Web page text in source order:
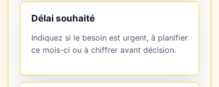
Délai souhaité
Indiquez si le besoin est urgent, à planifier
ce mois-ci ou à chiffrer avant décision.